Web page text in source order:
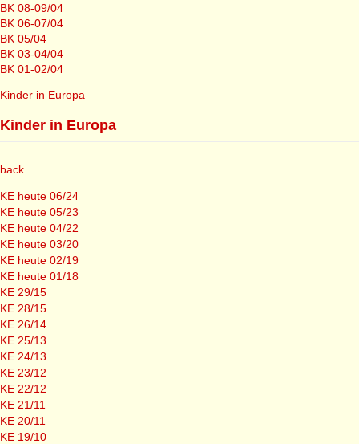
BK 08-09/04
BK 06-07/04
BK 05/04
BK 03-04/04
BK 01-02/04
Kinder in Europa
Kinder in Europa
back
KE heute 06/24
KE heute 05/23
KE heute 04/22
KE heute 03/20
KE heute 02/19
KE heute 01/18
KE 29/15
KE 28/15
KE 26/14
KE 25/13
KE 24/13
KE 23/12
KE 22/12
KE 21/11
KE 20/11
KE 19/10